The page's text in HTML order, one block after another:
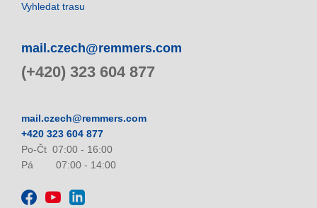
Vyhledat trasu
mail.czech@remmers.com
(+420) 323 604 877
mail.czech@remmers.com
+420 323 604 877
Po-Čt 07:00 - 16:00
Pá 07:00 - 14:00